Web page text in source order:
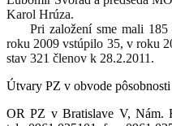
Karol Hrúza.
Pri založení sme mali 185
roku 2009 vstúpilo 35, v roku
stav 321 členov k 28.2.2011.
Útvary PZ v obvode
OR PZ v Bratislave V, Nám.